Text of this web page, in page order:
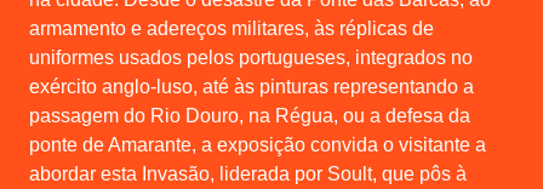
armamento e adereços militares, às réplicas de
uniformes usados pelos portugueses, integrados no
exército anglo-luso, até às pinturas representando a
passagem do Rio Douro, na Régua, ou a defesa da
ponte de Amarante, a exposição convida o visitante a
abordar esta Invasão, liderada por Soult, que pôs à